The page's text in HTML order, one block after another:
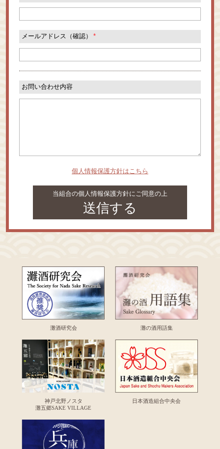
メールアドレス（確認） *
お問い合わせ内容
個人情報保護方針はこちら
当組合の個人情報保護方針にご同意の上
送信する
灘酒研究会 灘の酒用語集
神戸北野ノスタ
灘五郷SAKE VILLAGE
日本酒造組合中央会